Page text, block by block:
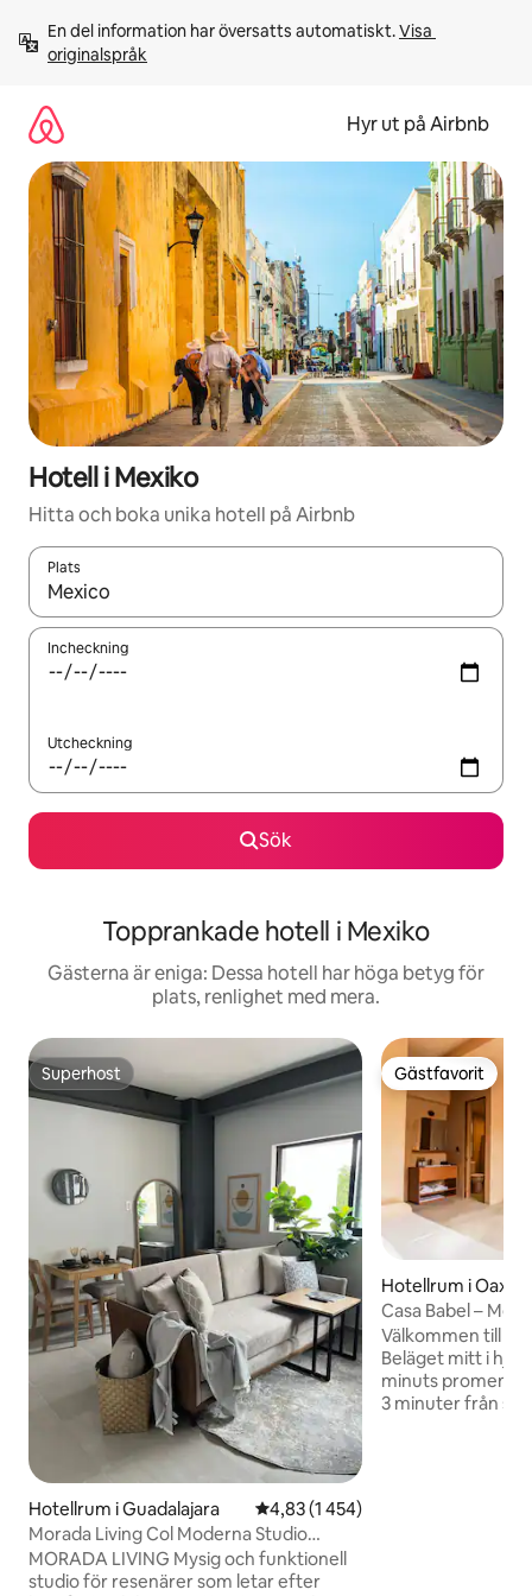
innehåll
En del information har översatts automatiskt. Visa
originalspråk
Hyr ut på Airbnb
Hotell i Mexiko
Hitta och boka unika hotell på Airbnb
Plats
När resultaten är tillgängliga kan du navigera med upp- och
Incheckning
Utcheckning
Sök
Topprankade hotell i Mexiko
Gästerna är eniga: Dessa hotell har höga betyg för
plats, renlighet med mera.
Superhost
Superhost
Hotellrum i Guadalajara 4,83 av 5 i genomsnittligt betyg,
4,83 (1 454)
Morada Living Col Moderna Studio
Queen
MORADA LIVING Mysig och funktionell
studio för resenärer som letar efter
Gästfavorit
Gästfavorit
Hotellrum i
Casa Babel –
Välkommen till
Beläget mitt i
minuts
3 minuter från stranden!